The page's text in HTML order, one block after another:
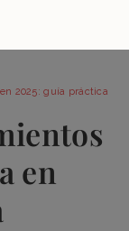
2025: guía práctica
en